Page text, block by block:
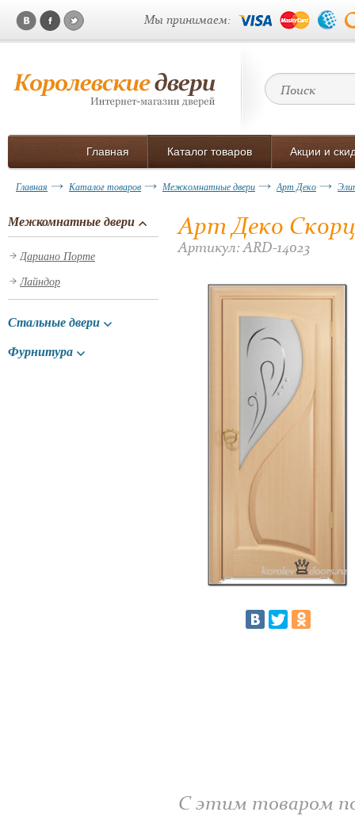
Мы принимаем:
Главная Каталог товаров Акции и
Главная Каталог товаров Межкомнатные двери Арт Деко
Межкомнатные двери
Дариано Порте
Лайндор
Стальные двери
Фурнитура
Арт Деко
Артикул: ARD-14023
С этим товаром